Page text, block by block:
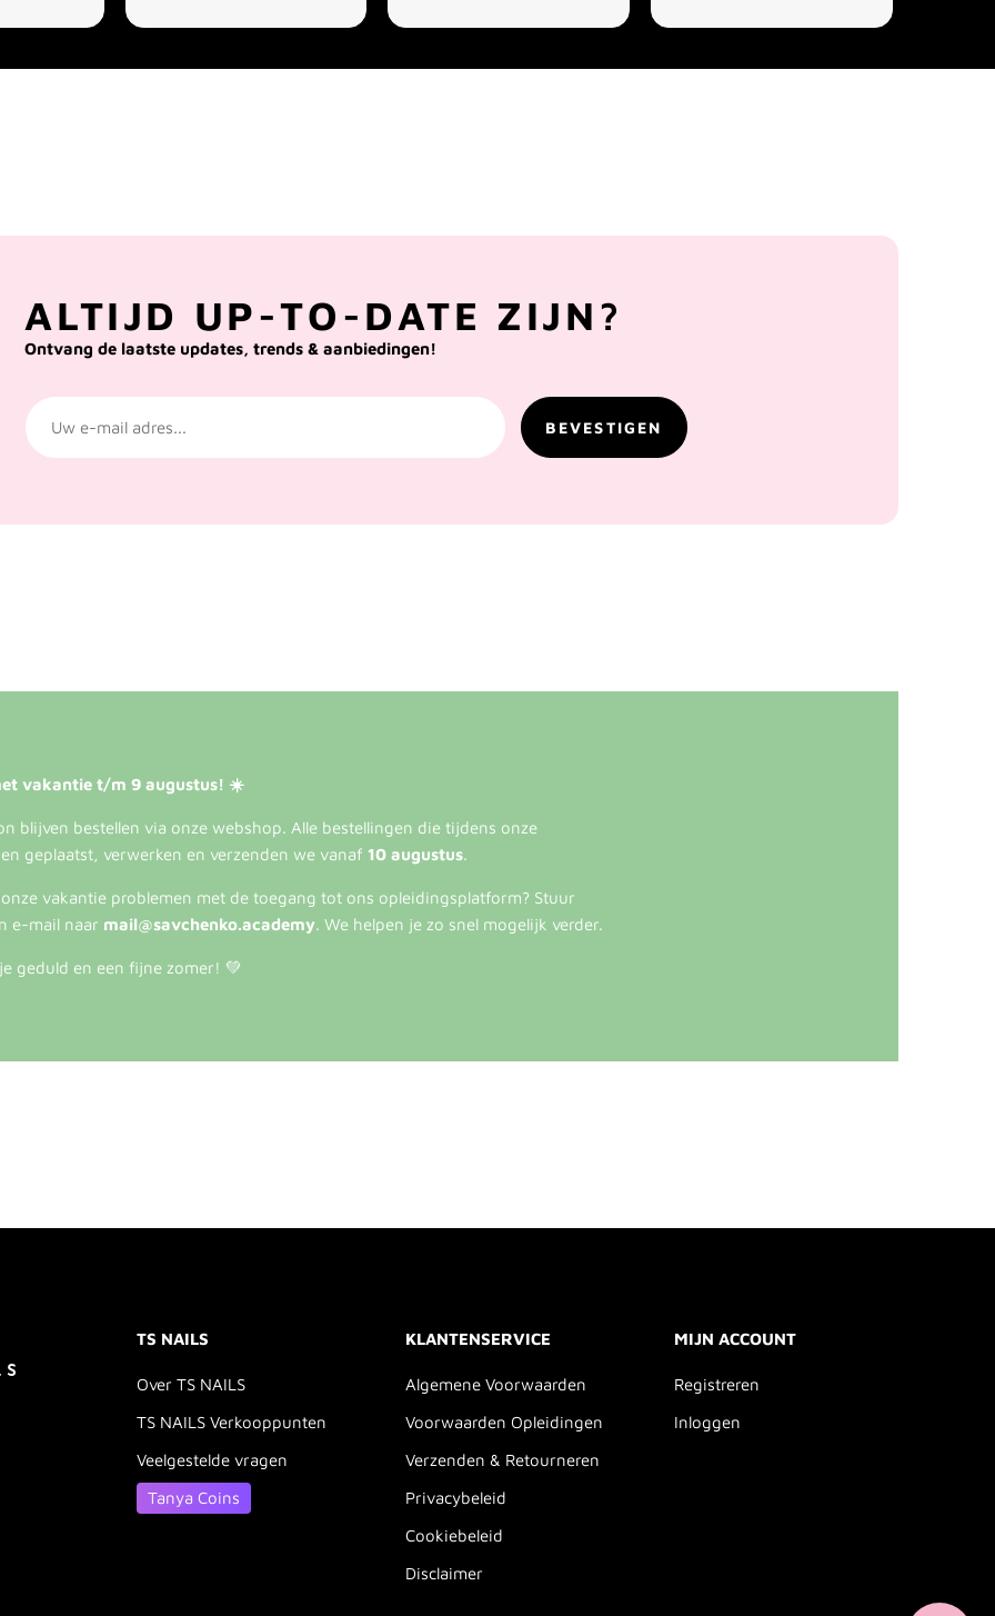
ALTIJD UP-TO-DATE ZIJN?
Ontvang de laatste updates, trends & aanbiedingen!
vakantie t/m 9 augustus! ☀️
blijven bestellen via onze webshop. Alle bestellingen die tijdens onze
geplaatst, verwerken en verzenden we vanaf 10 augustus.
vakantie problemen met de toegang tot ons opleidingsplatform? Stuur
e-mail naar mail@savchenko.academy. We helpen je zo snel mogelijk verder.
geduld en een fijne zomer! 💚
TS NAILS
Over TS NAILS
TS NAILS Verkooppunten
Veelgestelde vragen
Tanya Coins
KLANTENSERVICE
Algemene Voorwaarden
Voorwaarden Opleidingen
Verzenden & Retourneren
Privacybeleid
Cookiebeleid
Disclaimer
MIJN ACCOUNT
Registreren
Inloggen